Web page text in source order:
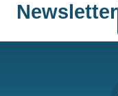
Newsletter